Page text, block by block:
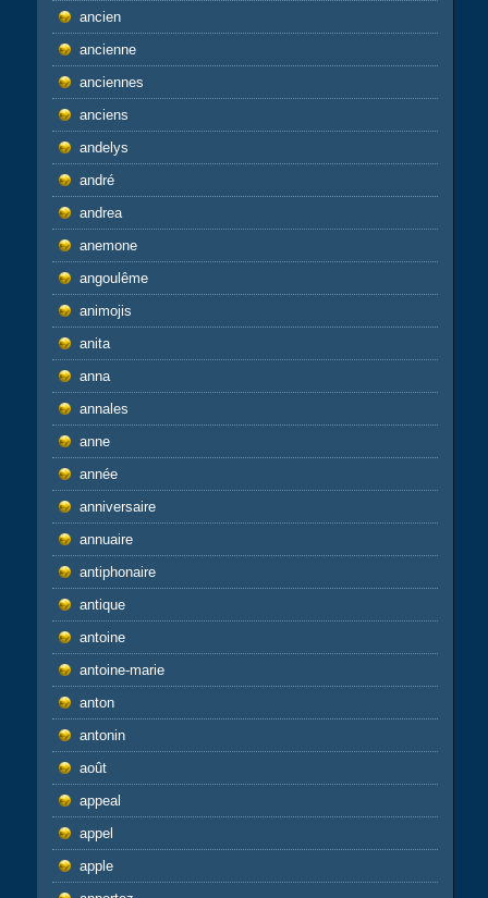
ancien
ancienne
anciennes
anciens
andelys
andré
andrea
anemone
angoulême
animojis
anita
anna
annales
anne
année
anniversaire
annuaire
antiphonaire
antique
antoine
antoine-marie
anton
antonin
août
appeal
appel
apple